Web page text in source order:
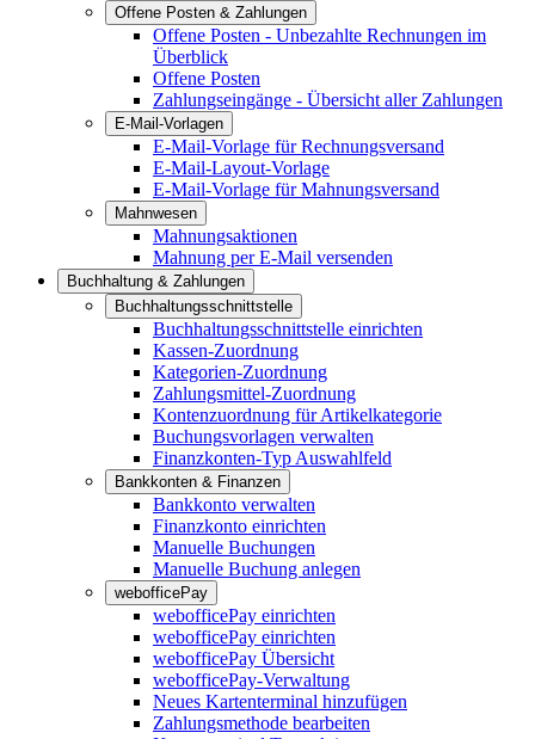
Offene Posten & Zahlungen
Offene Posten - Unbezahlte Rechnungen im
Überblick
Offene Posten
Zahlungseingänge - Übersicht aller Zahlungen
E-Mail-Vorlagen
E-Mail-Vorlage für Rechnungsversand
E-Mail-Layout-Vorlage
E-Mail-Vorlage für Mahnungsversand
Mahnwesen
Mahnungsaktionen
Mahnung per E-Mail versenden
Buchhaltung & Zahlungen
Buchhaltungsschnittstelle
Buchhaltungsschnittstelle einrichten
Kassen-Zuordnung
Kategorien-Zuordnung
Zahlungsmittel-Zuordnung
Kontenzuordnung für Artikelkategorie
Buchungsvorlagen verwalten
Finanzkonten-Typ Auswahlfeld
Bankkonten & Finanzen
Bankkonto verwalten
Finanzkonto einrichten
Manuelle Buchungen
Manuelle Buchung anlegen
webofficePay
webofficePay einrichten
webofficePay einrichten
webofficePay Übersicht
webofficePay-Verwaltung
Neues Kartenterminal hinzufügen
Zahlungsmethode bearbeiten